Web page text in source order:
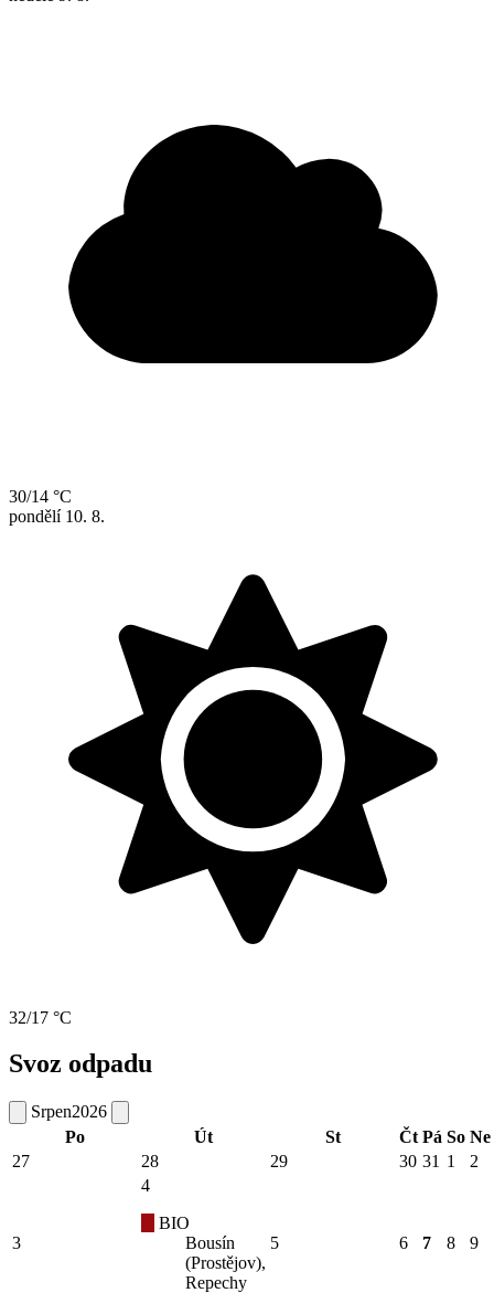
30/14 °C
pondělí 10. 8.
32/17 °C
Svoz odpadu
Srpen2026
Po
Út St Čt Pá So Ne
27
28 29 30 31 1 2
3
4
BIO
Bousín
(Prostějov),
Repechy
5 6 7 8 9